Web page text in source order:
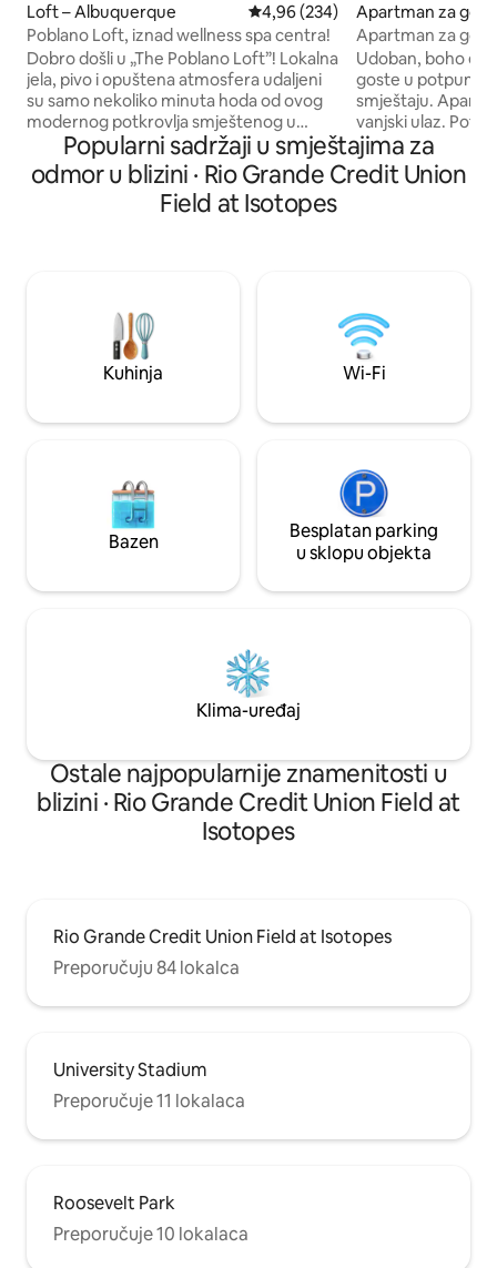
Loft – Albuquerque Prosječna ocjena: 4,96/5,
4,96 (234)
Poblano Loft, iznad wellness spa centra!
Dobro došli u „The Poblano Loft”! Lokalna
jela, pivo i opuštena atmosfera udaljeni
su samo nekoliko minuta hoda od ovog
modernog potkrovlja smještenog u
povijesnoj četvrti Nob Hill. Veliki otvoreni
životni koncept, perilica i sušilica u
stambenoj jedinici, sve što vam je
potrebno za udobnost i uživanje dok
posebnim cijenama spa i wellness usluga
u kojima možete uživati samo hodajući
niz stepenice! ** Zabranjeno pušenje **
Apartman za
erque
Apartman za
Udoban, boho
goste u potpuno
smještaju.
vanjski ulaz.
kojem nema
Smještaj se nalazi
samo nekoliko
terena Puerto del
rezervacije
Hvala vam puno.
Popularni sadržaji u smještajima za
odmor u blizini · Rio Grande Credit Union
Field at Isotopes
Kuhinja Wi-Fi
Bazen
Besplatan parking
u sklopu objekta
Klima-uređaj
Ostale najpopularnije znamenitosti u
blizini · Rio Grande Credit Union Field at
Isotopes
Rio Grande Credit Union Field at Isotopes
Preporučuju 84 lokalca
University Stadium
Preporučuje 11 lokalaca
Roosevelt Park
Preporučuje 10 lokalaca